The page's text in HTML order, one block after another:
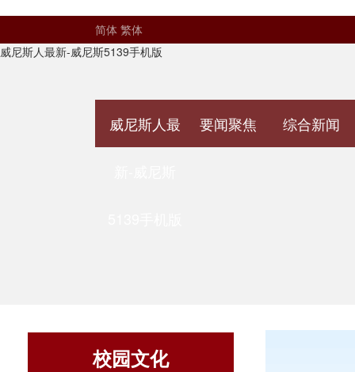
简体 繁体
威尼斯人最新-威尼斯5139手机版
威尼斯人最 要闻聚焦 综合新闻
校园文化